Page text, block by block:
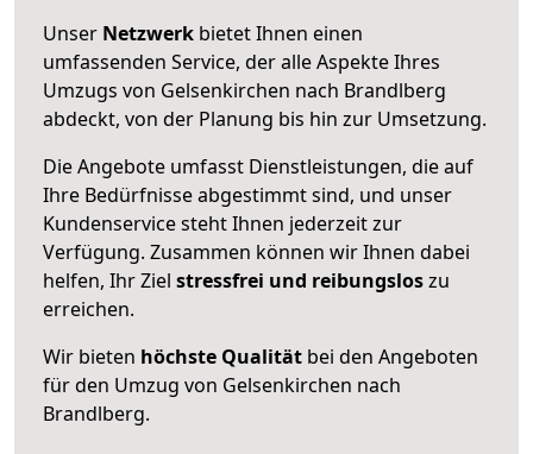
Unser Netzwerk bietet Ihnen einen
umfassenden Service, der alle Aspekte Ihres
Umzugs von Gelsenkirchen nach Brandlberg
abdeckt, von der Planung bis hin zur Umsetzung.
Die Angebote umfasst Dienstleistungen, die auf
Ihre Bedürfnisse abgestimmt sind, und unser
Kundenservice steht Ihnen jederzeit zur
Verfügung. Zusammen können wir Ihnen dabei
helfen, Ihr Ziel stressfrei und reibungsloszu
erreichen.
Wir bieten höchste Qualität bei den Angeboten
für den Umzug von Gelsenkirchen nach
Brandlberg.